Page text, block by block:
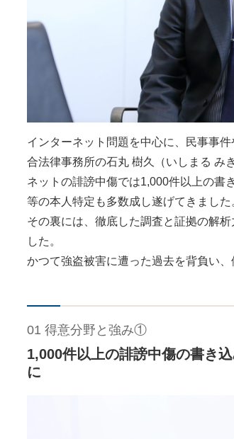
インターネット問題を中心に、民事事
合法律事務所の石丸 樹久（いしまる み
ネットの誹謗中傷では1,000件以上の書
等の本人特定も多数成し遂げてきました
その裏には、徹底した調査と証拠の解
した。
かつて強盗被害に遭った過去を背負い
01 得意分野と強み①
1,000件以上の誹謗中傷の書き
に